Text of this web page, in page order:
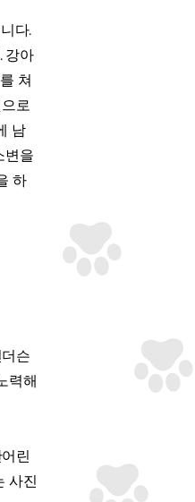
다.
강아
쳐
로
남
변을
하
슨
력해
린
사진